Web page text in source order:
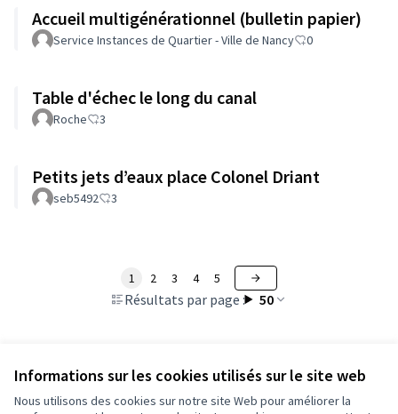
Informations sur les cookies utilisés sur le site web
Nous utilisons des cookies sur notre site Web pour améliorer la
Accueil multigénérationnel (bulletin papier)
Service Instances de Quartier - Ville de Nancy 0
Table d'échec le long du canal
Roche 3
Petits jets d’eaux place Colonel Driant
seb5492 3
Résultats par page : 50
1 2 3 4 5
Voir toutes les propositions retirées